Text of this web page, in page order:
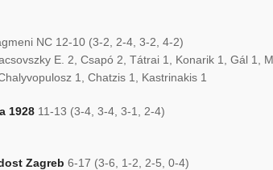
NC 12-10 (3-2, 2-4, 3-2, 4-2)
E. 2, Csapó 2, Tátrai 1, Konarik 1, Gál 1,
1, Chatzis 1, Kastrinakis 1
1928 11-13 (3-4, 3-4, 3-1, 2-4)
Zagreb 6-17 (3-6, 1-2, 2-5, 0-4)